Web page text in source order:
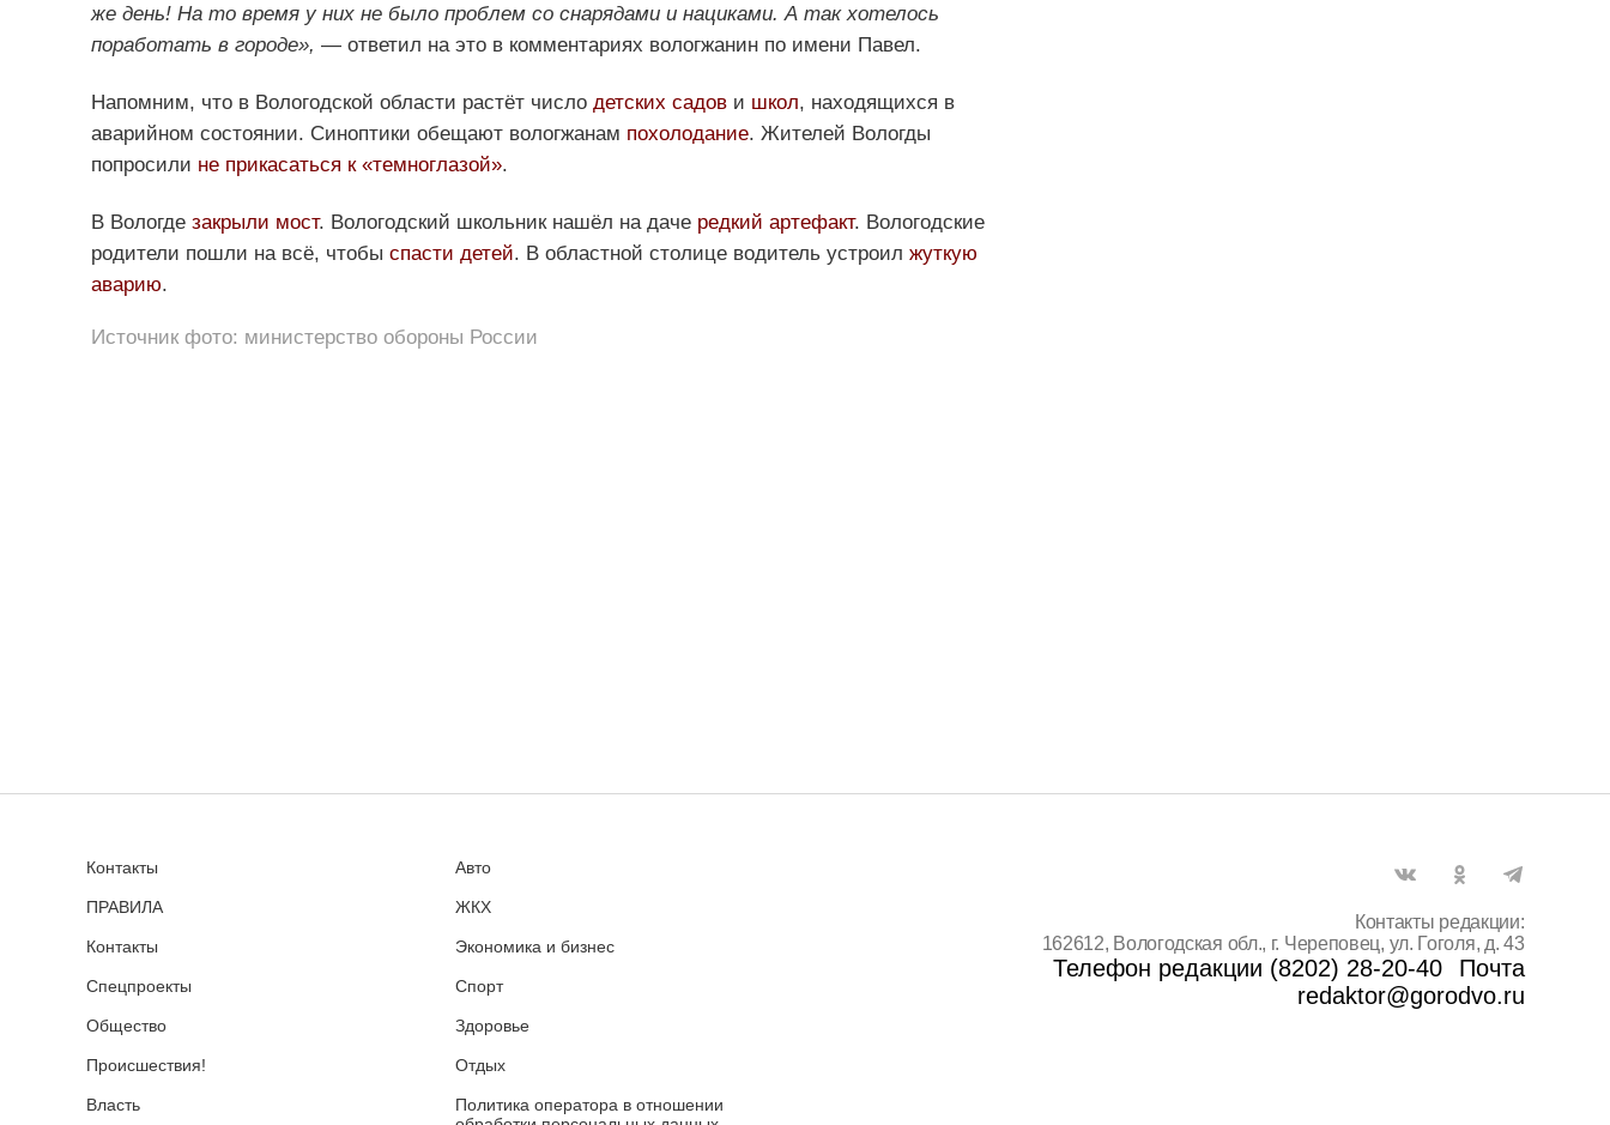
же день! На то время у них не было проблем со снарядами и нациками. А так хотелось
поработать в городе», — ответил на это в комментариях вологжанин по имени Павел.
Напомним, что в Вологодской области растёт число детских садови школ, находящихся в
аварийном состоянии. Синоптики обещают вологжанам похолодание. Жителей Вологды
попросили не прикасаться к «темноглазой».
В Вологде закрыли мост. Вологодский школьник нашёл на даче редкий артефакт. Вологодские
родители пошли на всё, чтобы спасти детей. В областной столице водитель устроил жуткую
аварию.
Источник фото: министерство обороны России
Контакты
ПРАВИЛА
Контакты
Спецпроекты
Общество
Происшествия!
Власть
Авто
ЖКХ
Экономика и бизнес
Спорт
Здоровье
Отдых
Политика оператора в отношении
Контакты редакции:
162612, Вологодская обл., г. Череповец, ул. Гоголя, д. 43
Телефон редакции (8202) 28-20-40
Почта
redaktor@gorodvo.ru